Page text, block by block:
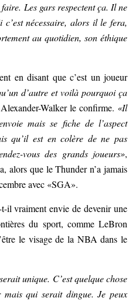
Les gars respectent ça. Il ne
nécessaire, alors il le fera,
au quotidien, son éthique
en disant que c’est un joueur
d’autre et voilà pourquoi ça
Walker le confirme. «Il
mais se fiche de l’aspect
qu’il est en colère de ne pas
vous des grands joueurs»,
alors que le Thunder n’a jamais
avec «SGA».
il vraiment envie de devenir une
du sport, comme LeBron
le visage de la NBA dans le
unique. C’est quelque chose
qui serait dingue. Je peux